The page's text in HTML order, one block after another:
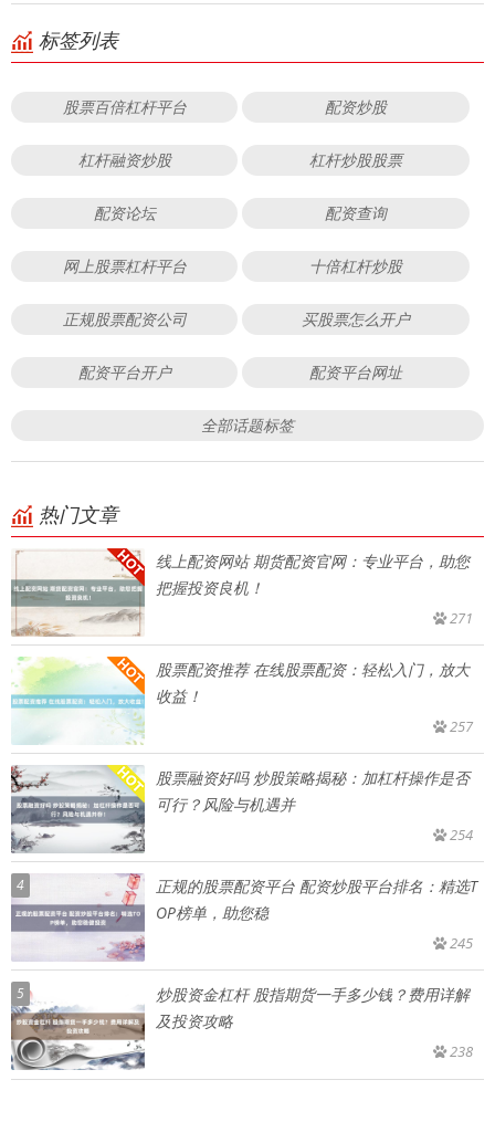
标签列表
股票百倍杠杆平台 配资炒股
杠杆融资炒股 杠杆炒股股票
配资论坛 配资查询
网上股票杠杆平台 十倍杠杆炒股
正规股票配资公司 买股票怎么开户
配资平台开户 配资平台网址
全部话题标签
热门文章
线上配资网站 期货配资官网：专业平台，助您
把握投资良机！
271
股票配资推荐 在线股票配资：轻松入门，放大
收益！
257
股票融资好吗 炒股策略揭秘：加杠杆操作是否
可行？风险与机遇并
254
4
正规的股票配资平台 配资炒股平台排名：精选T
OP榜单，助您稳
245
5
炒股资金杠杆 股指期货一手多少钱？费用详解
及投资攻略
238